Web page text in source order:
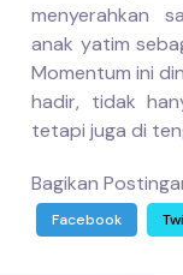
menyerahkan
anak yatim
Momentum ini
hadir, tidak
tetapi juga di
Bagikan
Facebook